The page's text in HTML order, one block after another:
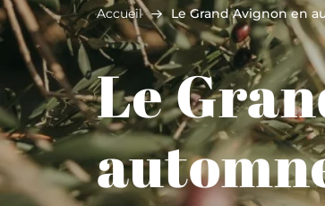
Accueil Le Grand Avignon en
Le